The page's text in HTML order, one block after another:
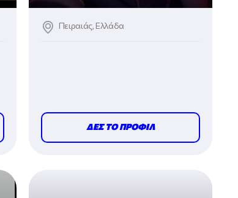
Πειραιάς, Ελλάδα
ΔΕΣ ΤΟ ΠΡΟΦΙΛ